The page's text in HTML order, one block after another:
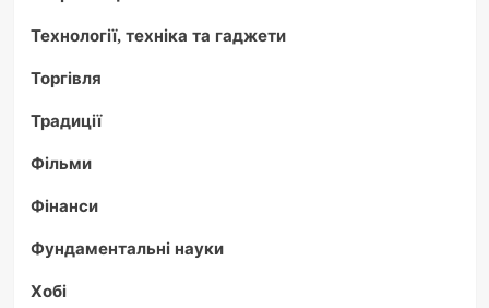
Технології, техніка та гаджети
Торгівля
Традиції
Фільми
Фінанси
Фундаментальні науки
Хобі